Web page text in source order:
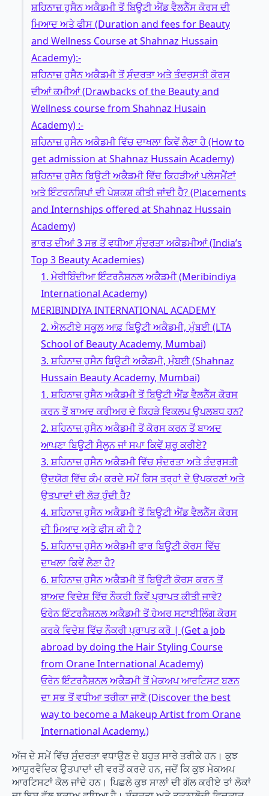
ਸ਼ਹਿਨਾਜ਼ ਹੁਸੈਨ ਅਕੈਡਮੀ ਤੋਂ ਬਿਊਟੀ ਐਂਡ ਵੈਲਨੈੱਸ ਕੋਰਸ ਦੀ
ਮਿਆਦ ਅਤੇ ਫੀਸ (Duration and fees for Beauty
and Wellness Course at Shahnaz Hussain
Academy):-
ਸ਼ਹਿਨਾਜ਼ ਹੁਸੈਨ ਅਕੈਡਮੀ ਤੋਂ ਸੁੰਦਰਤਾ ਅਤੇ ਤੰਦਰੁਸਤੀ ਕੋਰਸ
ਦੀਆਂ ਕਮੀਆਂ (Drawbacks of the Beauty and
Wellness course from Shahnaz Husain
Academy) :-
ਸ਼ਹਿਨਾਜ਼ ਹੁਸੈਨ ਅਕੈਡਮੀ ਵਿੱਚ ਦਾਖਲਾ ਕਿਵੇਂ ਲੈਣਾ ਹੈ (How to
get admission at Shahnaz Hussain Academy)
ਸ਼ਹਿਨਾਜ਼ ਹੁਸੈਨ ਬਿਊਟੀ ਅਕੈਡਮੀ ਵਿੱਚ ਕਿਹੜੀਆਂ ਪਲੇਸਮੈਂਟਾਂ
ਅਤੇ ਇੰਟਰਨਸ਼ਿਪਾਂ ਦੀ ਪੇਸ਼ਕਸ਼ ਕੀਤੀ ਜਾਂਦੀ ਹੈ? (Placements
and Internships offered at Shahnaz Hussain
Academy)
ਭਾਰਤ ਦੀਆਂ 3 ਸਭ ਤੋਂ ਵਧੀਆ ਸੁੰਦਰਤਾ ਅਕੈਡਮੀਆਂ (India’s
Top 3 Beauty Academies)
1. ਮੇਰੀਬਿੰਦੀਆ ਇੰਟਰਨੈਸ਼ਨਲ ਅਕੈਡਮੀ (Meribindiya
International Academy)
MERIBINDIYA INTERNATIONAL ACADEMY
2. ਐਲਟੀਏ ਸਕੂਲ ਆਫ਼ ਬਿਊਟੀ ਅਕੈਡਮੀ, ਮੁੰਬਈ (LTA
School of Beauty Academy, Mumbai)
3. ਸ਼ਹਿਨਾਜ਼ ਹੁਸੈਨ ਬਿਊਟੀ ਅਕੈਡਮੀ, ਮੁੰਬਈ (Shahnaz
Hussain Beauty Academy, Mumbai)
1. ਸ਼ਹਿਨਾਜ਼ ਹੁਸੈਨ ਅਕੈਡਮੀ ਤੋਂ ਬਿਊਟੀ ਐਂਡ ਵੈਲਨੈੱਸ ਕੋਰਸ
ਕਰਨ ਤੋਂ ਬਾਅਦ ਕਰੀਅਰ ਦੇ ਕਿਹੜੇ ਵਿਕਲਪ ਉਪਲਬਧ ਹਨ?
2. ਸ਼ਹਿਨਾਜ਼ ਹੁਸੈਨ ਅਕੈਡਮੀ ਤੋਂ ਕੋਰਸ ਕਰਨ ਤੋਂ ਬਾਅਦ
ਆਪਣਾ ਬਿਊਟੀ ਸੈਲੂਨ ਜਾਂ ਸਪਾ ਕਿਵੇਂ ਸ਼ੁਰੂ ਕਰੀਏ?
3. ਸ਼ਹਿਨਾਜ਼ ਹੁਸੈਨ ਅਕੈਡਮੀ ਵਿੱਚ ਸੁੰਦਰਤਾ ਅਤੇ ਤੰਦਰੁਸਤੀ
ਉਦਯੋਗ ਵਿੱਚ ਕੰਮ ਕਰਦੇ ਸਮੇਂ ਕਿਸ ਤਰ੍ਹਾਂ ਦੇ ਉਪਕਰਣਾਂ ਅਤੇ
ਉਤਪਾਦਾਂ ਦੀ ਲੋੜ ਹੁੰਦੀ ਹੈ?
4. ਸ਼ਹਿਨਾਜ਼ ਹੁਸੈਨ ਅਕੈਡਮੀ ਤੋਂ ਬਿਊਟੀ ਐਂਡ ਵੈਲਨੈੱਸ ਕੋਰਸ
ਦੀ ਮਿਆਦ ਅਤੇ ਫੀਸ ਕੀ ਹੈ ?
5. ਸ਼ਹਿਨਾਜ਼ ਹੁਸੈਨ ਅਕੈਡਮੀ ਫਾਰ ਬਿਊਟੀ ਕੋਰਸ ਵਿੱਚ
ਦਾਖਲਾ ਕਿਵੇਂ ਲੈਣਾ ਹੈ?
6. ਸ਼ਹਿਨਾਜ਼ ਹੁਸੈਨ ਅਕੈਡਮੀ ਤੋਂ ਬਿਊਟੀ ਕੋਰਸ ਕਰਨ ਤੋਂ
ਬਾਅਦ ਵਿਦੇਸ਼ ਵਿੱਚ ਨੌਕਰੀ ਕਿਵੇਂ ਪ੍ਰਾਪਤ ਕੀਤੀ ਜਾਵੇ?
ਓਰੇਨ ਇੰਟਰਨੈਸ਼ਨਲ ਅਕੈਡਮੀ ਤੋਂ ਹੇਅਰ ਸਟਾਈਲਿੰਗ ਕੋਰਸ
ਕਰਕੇ ਵਿਦੇਸ਼ ਵਿੱਚ ਨੌਕਰੀ ਪ੍ਰਾਪਤ ਕਰੋ | (Get a job
abroad by doing the Hair Styling Course
from Orane International Academy)
ਓਰੇਨ ਇੰਟਰਨੈਸ਼ਨਲ ਅਕੈਡਮੀ ਤੋਂ ਮੇਕਅਪ ਆਰਟਿਸਟ ਬਣਨ
ਦਾ ਸਭ ਤੋਂ ਵਧੀਆ ਤਰੀਕਾ ਜਾਣੋ (Discover the best
way to become a Makeup Artist from Orane
International Academy.)
ਅੱਜ ਦੇ ਸਮੇਂ ਵਿੱਚ ਸੁੰਦਰਤਾ ਵਧਾਉਣ ਦੇ ਬਹੁਤ ਸਾਰੇ ਤਰੀਕੇ ਹਨ। ਕੁਝ
ਆਯੁਰਵੈਦਿਕ ਉਤਪਾਦਾਂ ਦੀ ਵਰਤੋਂ ਕਰਦੇ ਹਨ, ਜਦੋਂ ਕਿ ਕੁਝ ਮੇਕਅਪ
ਆਰਟਿਸਟਾਂ ਕੋਲ ਜਾਂਦੇ ਹਨ। ਪਿਛਲੇ ਕੁਝ ਸਾਲਾਂ ਦੀ ਗੱਲ ਕਰੀਏ ਤਾਂ ਲੋਕਾਂ